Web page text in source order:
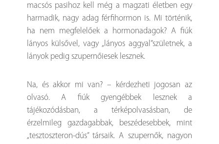
macsós pasihoz kell még a magzati életben egy
harmadik, nagy adag férfihormon is. Mi történik,
ha nem megfelelőek a hormonadagok? A fiúk
lányos külsővel, vagy „lányos aggyal”születnek, a
lányok pedig szupernőiesek lesznek.
Na, és akkor mi van? – kérdezheti jogosan az
olvasó. A fiúk gyengébbek lesznek a
tájékozódásban, a térképolvasásban, de
érzelmileg gazdagabbak, beszédesebbek, mint
„tesztoszteron-dús” társaik. A szupernők, nagyon